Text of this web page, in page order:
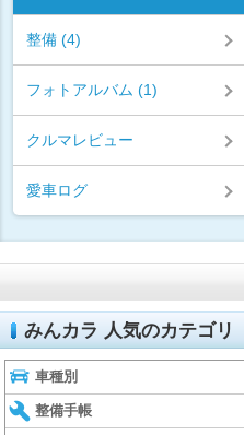
整備 (4)
フォトアルバム (1)
クルマレビュー
愛車ログ
みんカラ 人気のカテゴリ
車種別
整備手帳